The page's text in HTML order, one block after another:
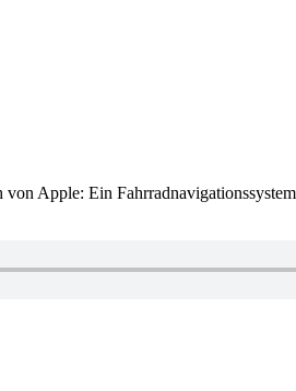
Apple: Ein